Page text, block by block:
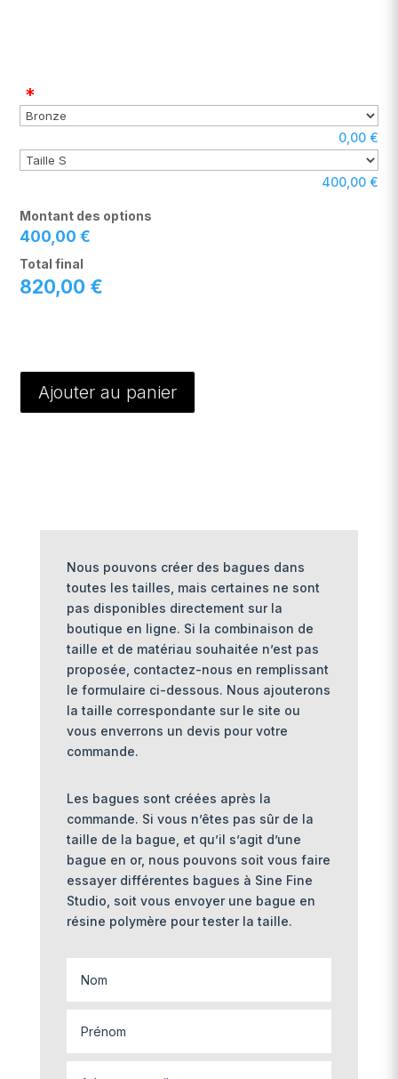
*
0,00 €
400,00 €
Montant des options
400,00€
Total final
820,00 €
Ajouter au panier
Nous pouvons créer des bagues dans
toutes les tailles, mais certaines ne sont
pas disponibles directement sur la
boutique en ligne. Si la combinaison de
taille et de matériau souhaitée n’est pas
proposée, contactez-nous en remplissant
le formulaire ci-dessous. Nous ajouterons
la taille correspondante sur le site ou
vous enverrons un devis pour votre
commande.
Les bagues sont créées après la
commande. Si vous n’êtes pas sûr de la
taille de la bague, et qu’il s’agit d’une
bague en or, nous pouvons soit vous faire
essayer différentes bagues à Sine Fine
Studio, soit vous envoyer une bague en
résine polymère pour tester la taille.